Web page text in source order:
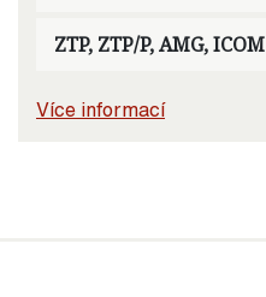
ZTP, ZTP/P, AMG, ICOM
Více informací